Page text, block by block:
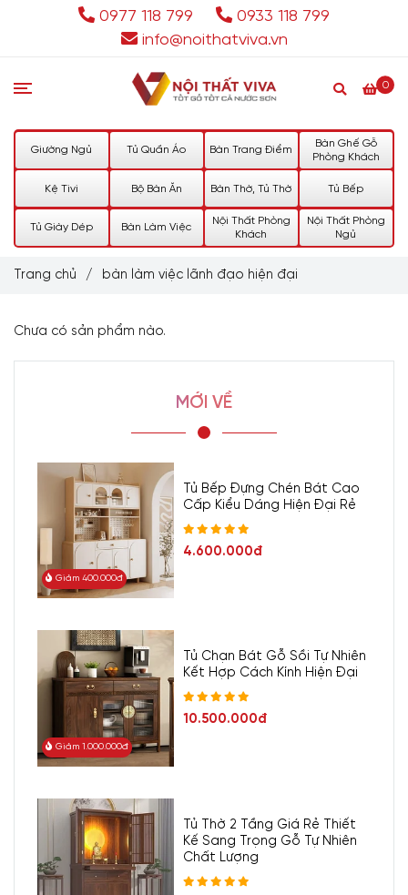
0977 118 799
0933 118 799
info@noithatviva.vn
0
Giường Ngủ Tủ Quần Áo Bàn Trang Điểm
Bàn Ghế Gỗ
Phòng Khách
Kệ Tivi Bộ Bàn Ăn Bàn Thờ, Tủ Thờ Tủ Bếp
Tủ Giày Dép Bàn Làm Việc
Nội Thất Phòng
Khách
Nội Thất Phòng
Ngủ
Trang chủ / bàn làm việc lãnh đạo hiện đại
Chưa có sản phẩm nào.
MỚI VỀ
Giảm 400.000đ
Tủ Bếp Đựng Chén Bát Cao
Cấp Kiểu Dáng Hiện Đại Rẻ
4.600.000đ
Giảm 1.000.000đ
Tủ Chạn Bát Gỗ Sồi Tự Nhiên
Kết Hợp Cách Kính Hiện Đại
10.500.000đ
Tủ Thờ 2 Tầng Giá Rẻ Thiết
Kế Sang Trọng Gỗ Tự Nhiên
Chất Lượng